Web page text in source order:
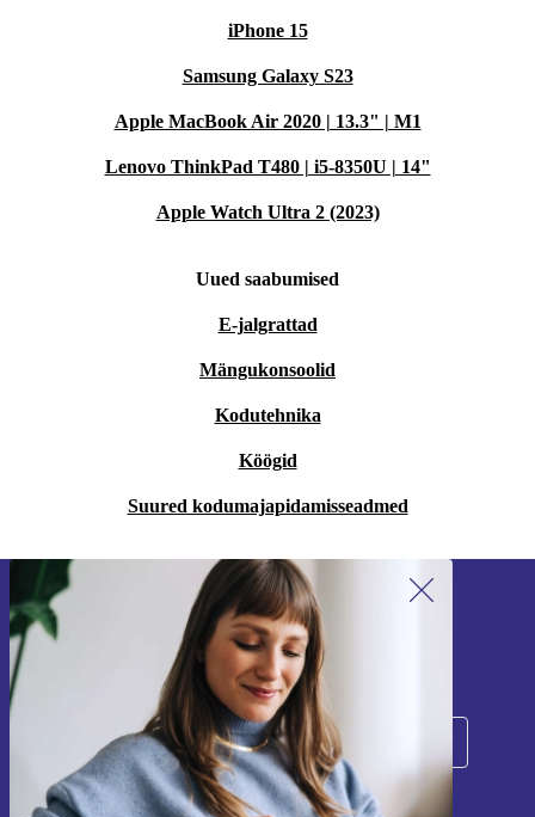
iPhone 15
Samsung Galaxy S23
Apple MacBook Air 2020 | 13.3" | M1
Lenovo ThinkPad T480 | i5-8350U | 14"
Apple Watch Ultra 2 (2023)
Uued saabumised
E-jalgrattad
Mängukonsoolid
Kodutehnika
Köögid
Suured kodumajapidamisseadmed
Liitu meie uudiskirjaga!
Ära jäta enam ühtegi pakkumist vahele.
Registreeru